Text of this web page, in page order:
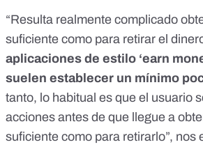
“Resulta realmente complicado
suficiente como para retirar el
aplicaciones de estilo ‘earn
suelen establecer un mínimo
tanto, lo habitual es que el usuario
acciones antes de que llegue a
suficiente como para retirarlo”, nos